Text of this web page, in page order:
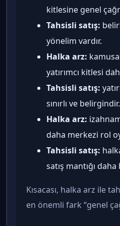
kitlesine genel
Tahsisli satış:
yönelim vardır.
Halka arz:
yatırımcı kitlesi
Tahsisli satış:
sınırlı ve belirgindir.
Halka arz:
daha merkezi rol
Tahsisli satış:
satış mantığı daha
Kısacası, halka arz ile
en önemli fark “genel